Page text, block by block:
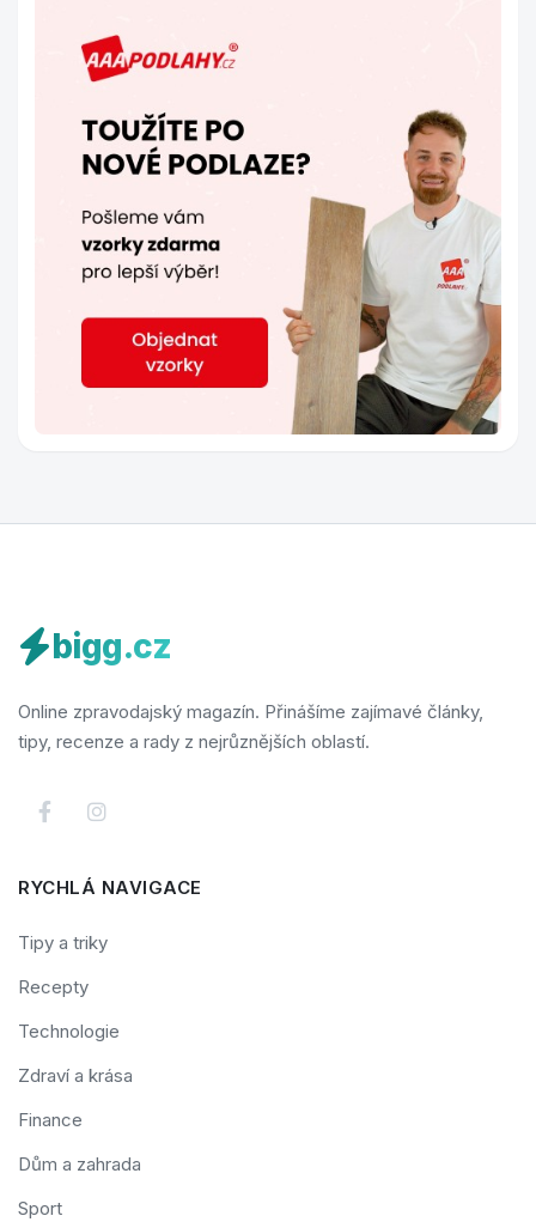
bigg.cz
Online zpravodajský magazín. Přinášíme zajímavé články,
tipy, recenze a rady z nejrůznějších oblastí.
RYCHLÁ NAVIGACE
Tipy a triky
Recepty
Technologie
Zdraví a krása
Finance
Dům a zahrada
Sport